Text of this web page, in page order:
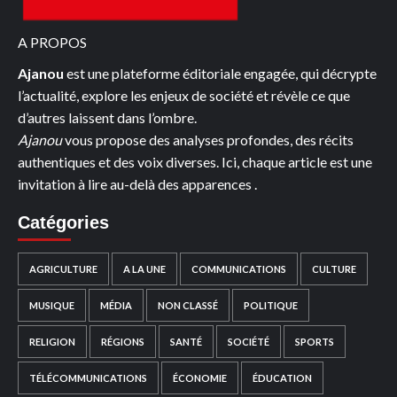
DU
2026
A PROPOS
Ajanou est une plateforme éditoriale engagée, qui décrypte
l’actualité, explore les enjeux de société et révèle ce que
d’autres laissent dans l’ombre.
Ajanouvous propose des analyses profondes, des récits
authentiques et des voix diverses. Ici, chaque article est une
invitation à lire au-delà des apparences .
Catégories
AGRICULTURE A LA UNE COMMUNICATIONS CULTURE
MUSIQUE MÉDIA NON CLASSÉ POLITIQUE
RELIGION RÉGIONS SANTÉ SOCIÉTÉ SPORTS
TÉLÉCOMMUNICATIONS ÉCONOMIE ÉDUCATION